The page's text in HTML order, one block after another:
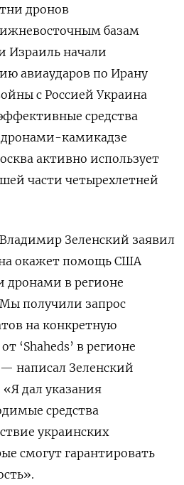
дронов
базам
Израиль начали
авиаударов по Ирану
с Россией Украина
средства
камикадзе
активно использует
части четырехлетней
Зеленский заявил
окажет помощь США
дронами в регионе
получили запрос
на конкретную
‘Shaheds’ в регионе
написал Зеленский
«Я дал указания
средства
украинских
смогут гарантировать